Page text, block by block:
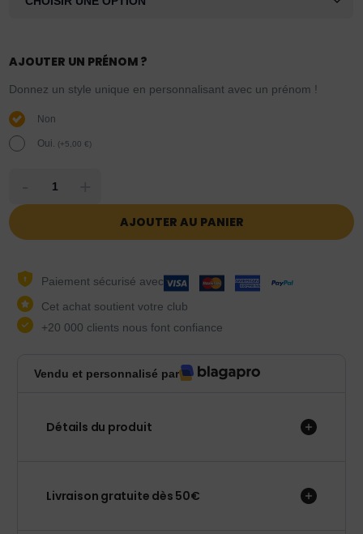
AJOUTER UN PRÉNOM ?
Donnez un style unique en personnalisant avec un prénom !
Non
Oui. (+5,00€)
AJOUTER AU PANIER
Paiement sécurisé avec
Cet achat soutient votre club
+20 000 clients nous font confiance
Vendu et personnalisé par
Détails du produit
Livraison gratuite dès 50€